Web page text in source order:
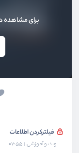
برای مشاهده
گزارش
ایجاد گزارش با دستور SELECT
فیلترکردن اطلاعات
ویدیو آموزشی 07:55